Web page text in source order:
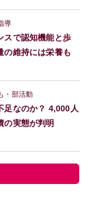
導
スで認知機能と歩
維持には栄養も
・部活動
足なのか？ 4,000人
の実態が判明